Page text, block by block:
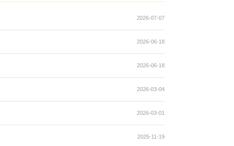
2026-07-07
2026-06-18
2026-06-18
2026-03-04
2026-03-01
2025-11-19